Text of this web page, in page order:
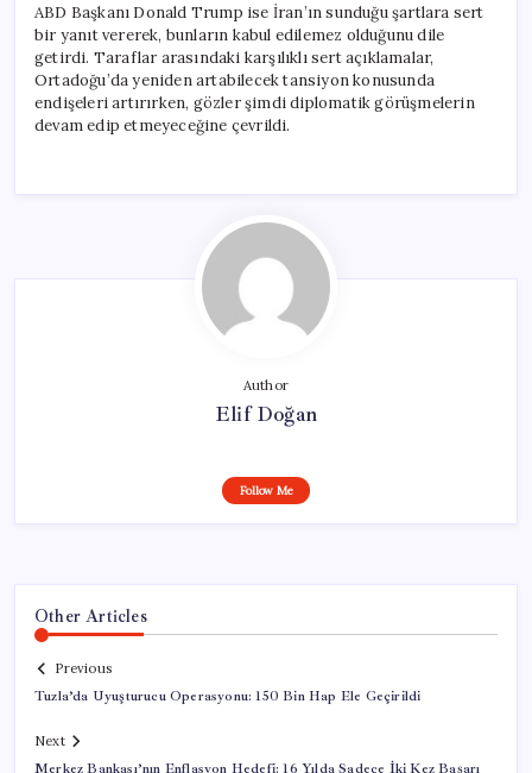
ABD Başkanı Donald Trump ise İran’ın sunduğu şartlara sert
bir yanıt vererek, bunların kabul edilemez olduğunu dile
getirdi. Taraflar arasındaki karşılıklı sert açıklamalar,
Ortadoğu’da yeniden artabilecek tansiyon konusunda
endişeleri artırırken, gözler şimdi diplomatik görüşmelerin
devam edip etmeyeceğine çevrildi.
Author
Elif Doğan
Follow Me
Other Articles
Previous
Tuzla’da Uyuşturucu Operasyonu: 150 Bin Hap Ele Geçirildi
Next
Merkez Bankası’nın Enflasyon Hedefi: 16 Yılda Sadece İki Kez Başarı